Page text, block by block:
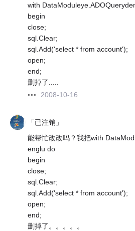
with
begin
close;
sql.Clear;
sql.Add('select * from account');
open;
end;
删掉了.....
2008-10-16
「已注销」
能帮忙改改吗？我把with
englu do
begin
close;
sql.Clear;
sql.Add('select * from account');
open;
end;
删掉了。。。。。